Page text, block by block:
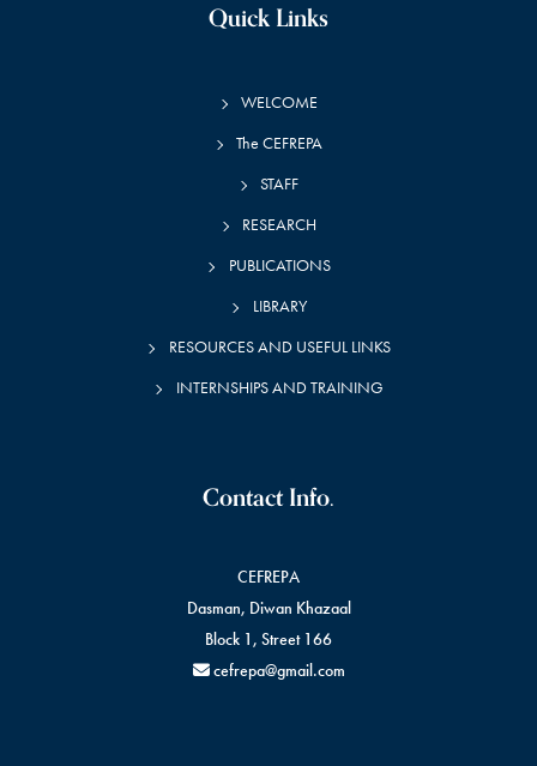
Quick Links
WELCOME
The CEFREPA
STAFF
RESEARCH
PUBLICATIONS
LIBRARY
RESOURCES AND USEFUL LINKS
INTERNSHIPS AND TRAINING
Contact Info.
CEFREPA
Dasman, Diwan Khazaal
Block 1, Street 166
cefrepa@gmail.com